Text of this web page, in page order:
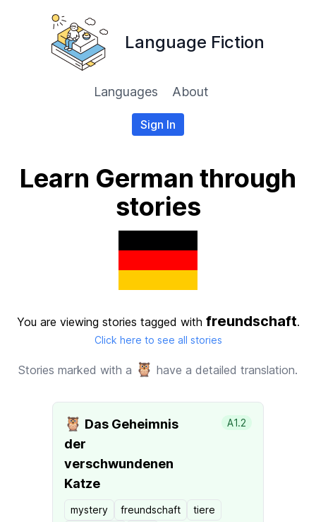
Language Fiction
Languages About
Sign In
Learn German through
stories
You are viewing stories tagged with freundschaft.
Click here to see all stories
Stories marked with a 🦉 have a detailed translation.
🦉 Das Geheimnis
der
verschwundenen
Katze
A1.2
mystery freundschaft
tiere